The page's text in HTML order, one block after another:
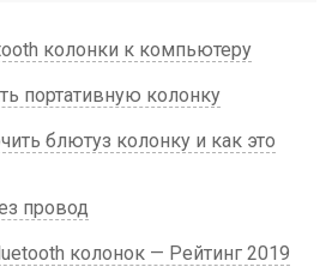
колонки к компьютеру
портативную колонку
блютуз колонку и как это
провод
колонок — Рейтинг 2019